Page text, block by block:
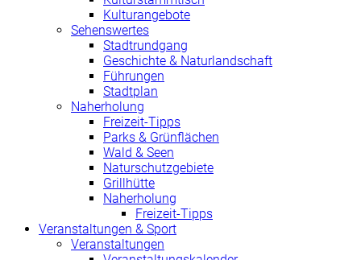
Kulturangebote
Sehenswertes
Stadtrundgang
Geschichte & Naturlandschaft
Führungen
Stadtplan
Naherholung
Freizeit-Tipps
Parks & Grünflächen
Wald & Seen
Naturschutzgebiete
Grillhütte
Naherholung
Freizeit-Tipps
Veranstaltungen & Sport
Veranstaltungen